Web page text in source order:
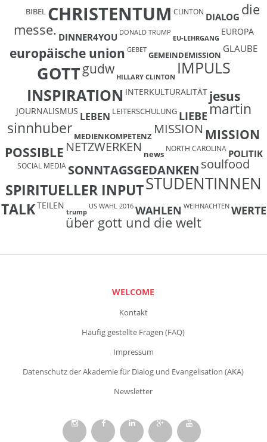
BIBEL CHRISTENTUM CLINTON DIALOG die
messe. DINNER4YOU DONALD TRUMP
EU-LEHRGANG
EUROPA
europäische union GEBET GEMEINDEMISSION
GLAUBE
GOTTgudw HILLARY CLINTON IMPULS
INSPIRATION INTERKULTURALITÄT jesus
JOURNALISMUS LEBEN LEITERSCHULUNG LIEBEmartin
sinnhuber MEDIENKOMPETENZ MISSION MISSION
POSSIBLE NETZWERKEN news
NORTH CAROLINA POLITIK
SOCIAL MEDIA SONNTAGSGEDANKENsoulfood
SPIRITUELLER INPUTSTUDENTINNEN
TALKTEILEN
trump
US WAHL 2016 WAHLEN WEIHNACHTEN WERTE
über gott und die welt
WELCOME
Kontakt
Häufig gestellte Fragen (FAQ)
Impressum
Datenschutz der Akademie für Dialog und Evangelisation (AKA)
Newsletter